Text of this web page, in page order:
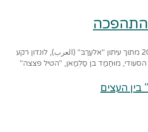
איראן מ 1979 ועד 2017 מתוך עיתון "אלעַרַבּ" (العرب), לונדון רקע
הסעודי, מוּחַמַד בן סַלְמַאן, "הטיל פצצה"